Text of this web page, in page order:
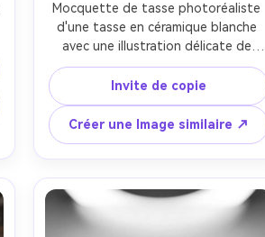
Mocquette de tasse photoréaliste
d'une tasse en céramique blanche
avec une illustration délicate de
bouquet de fleurs de naissance et
une petite étiquette de mois
"Septembre" en type serif raffiné,
encre pastel avec une ligne fine,
composition centrée, toile de fond
neutre propre, strobe studio doux,
points forts brillants, objectif de 50
mm, mise au point nette sur
l'impression, liste de cadeaux
Invite de copie
Créer une Image similaire ↗